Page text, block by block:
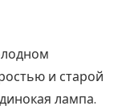
и старой
лампа.